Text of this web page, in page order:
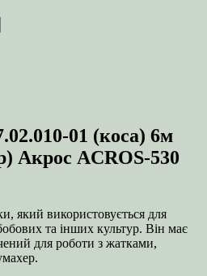
01 (коса) 6м
Акрос ACROS-530
який використовується для
та інших культур. Він має
для роботи з жатками,